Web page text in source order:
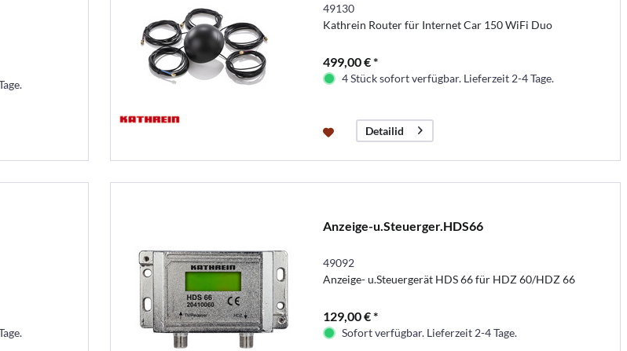
49130
Kathrein Router für Internet Car 150 WiFi Duo
499,00 € *
4 Stück sofort verfügbar. Lieferzeit 2-4 Tage.
Detailid
Anzeige-u.Steuerger.HDS66
49092
Anzeige- u.Steuergerät HDS 66 für HDZ 60/HDZ 66
129,00 € *
Sofort verfügbar. Lieferzeit 2-4 Tage.